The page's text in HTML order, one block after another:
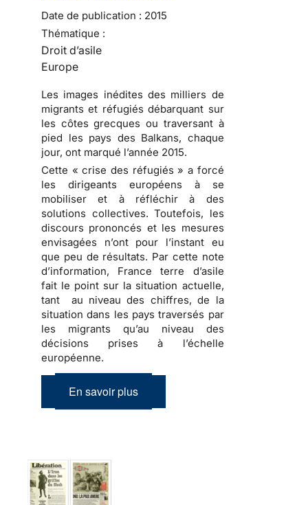
Date de publication : 2015
Thématique :
Droit d’asile
Europe
Les images inédites des milliers de
migrants et réfugiés débarquant sur
les côtes grecques ou traversant à
pied les pays des Balkans, chaque
jour, ont marqué l’année 2015.
Cette « crise des réfugiés » a forcé
les dirigeants européens à se
mobiliser et à réfléchir à des
solutions collectives. Toutefois, les
discours prononcés et les mesures
envisagées n’ont pour l’instant eu
que peu de résultats. Par cette note
d’information, France terre d’asile
fait le point sur la situation actuelle,
tant au niveau des chiffres, de la
situation dans les pays traversés par
les migrants qu’au niveau des
décisions prises à l’échelle
européenne.
En savoir plus